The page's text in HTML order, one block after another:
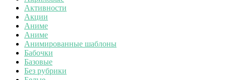
Активности
Акции
Аниме
Аниме
Анимированные шаблоны
Бабочки
Базовые
Без рубрики